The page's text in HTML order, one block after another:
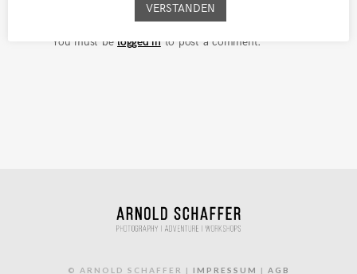
Leave a comment
You must be logged in to post a comment.
© ARNOLD SCHAFFER | IMPRESSUM | AGB
VERSTANDEN